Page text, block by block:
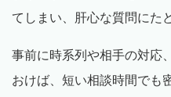
てしまい、肝心な質問にた
事前に時系列や相手の対応
おけば、短い相談時間でも